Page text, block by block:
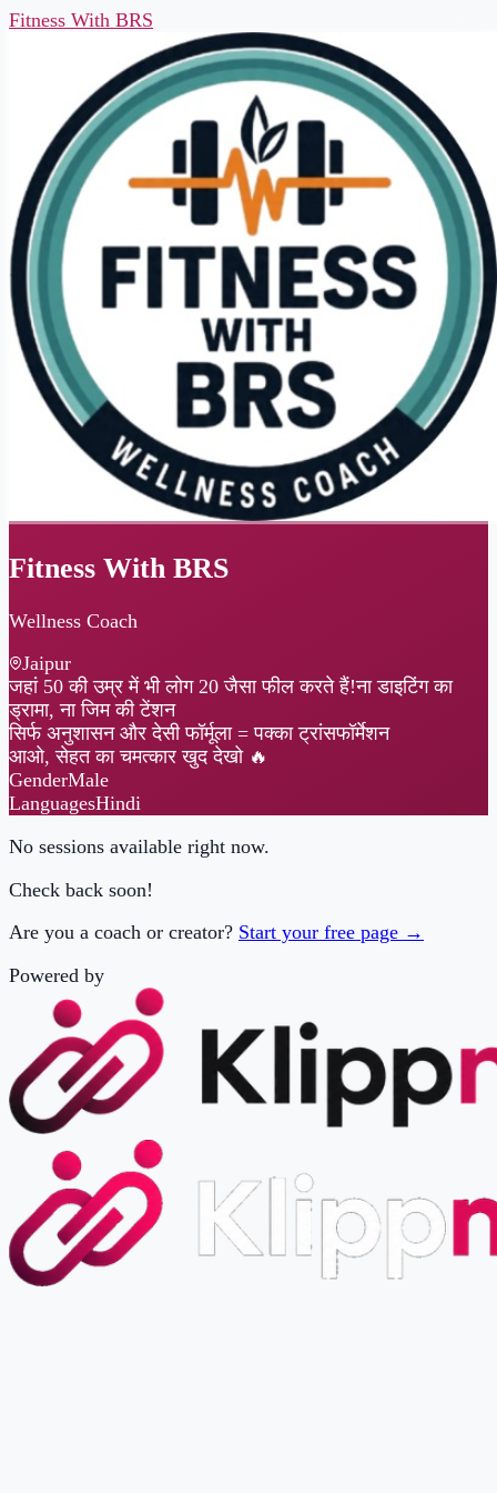
Fitness With BRS
Fitness With BRS
Wellness Coach
जहां 50 की उम्र में भी लोग 20 जैसा फील करते हैं!ना डाइटिंग का
सिर्फ अनुशासन और देसी फॉर्मूला = पक्का ट्रांसफॉर्मेशन
आओ, सेहत का चमत्कार खुद देखो 🔥
GenderMale
LanguagesHindi
No sessions available right now.
Check back soon!
Are you a coach or creator? Start your free page →
Powered by